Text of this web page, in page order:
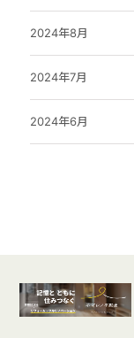
2024年8月
2024年7月
2024年6月